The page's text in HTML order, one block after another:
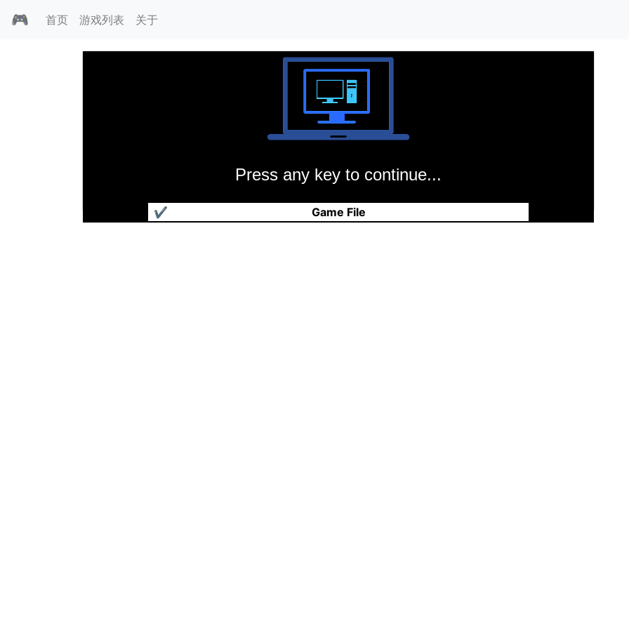
🎮 首页 游戏列表 关于
Press any key to continue...
Game File
✔